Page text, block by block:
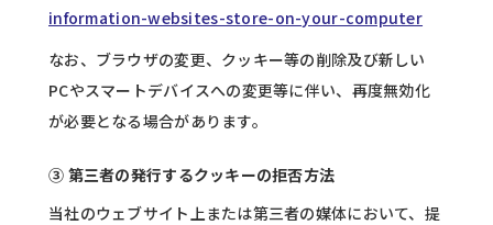
information-websites-store-on-your-computer
なお、ブラウザの変更、クッキー等の削除及び新しい
PCやスマートデバイスへの変更等に伴い、再度無効化
が必要となる場合があります。
③ 第三者の発行するクッキーの拒否方法
当社のウェブサイト上または第三者の媒体において、提